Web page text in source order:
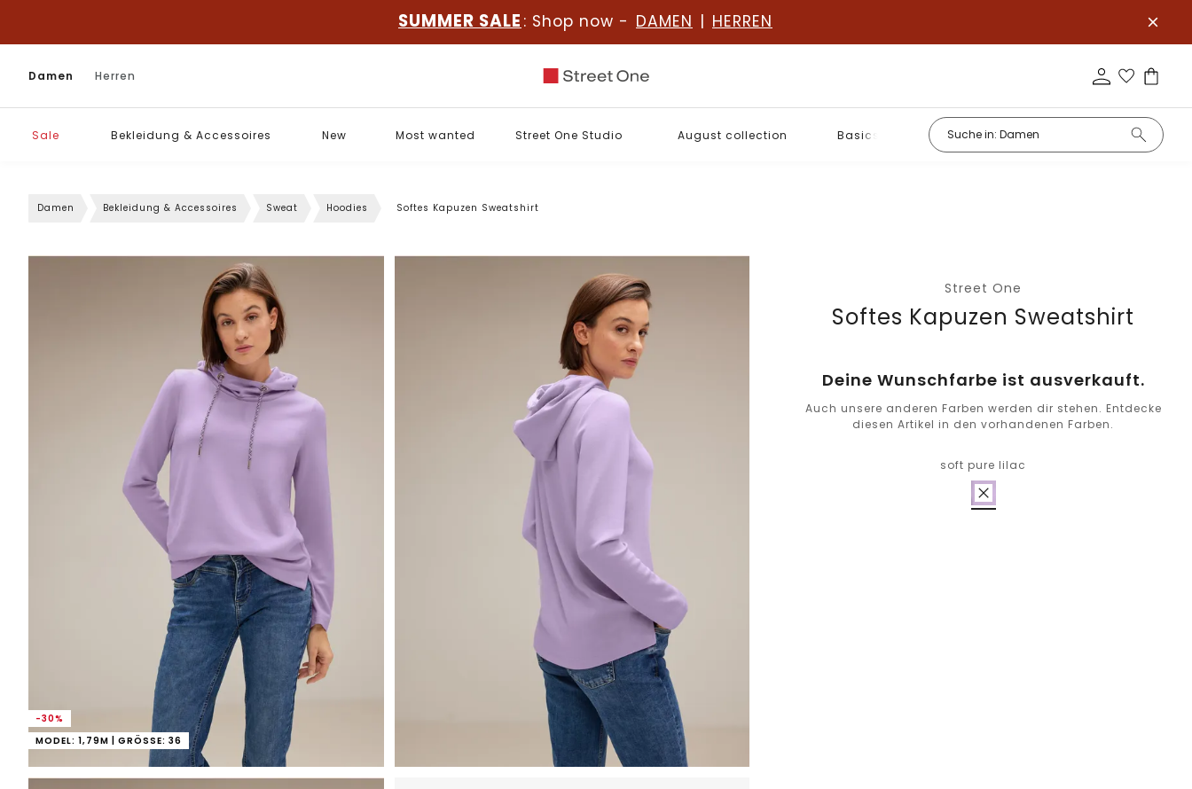
SUMMER SALE : Shop now - DAMEN | HERREN
Damen Herren
Sale Bekleidung & Accessoires New Most wanted Street One Studio August collection Basics
Damen Bekleidung & Accessoires Sweat Hoodies Softes Kapuzen Sweatshirt
-30%
MODEL: 1,79M | GRÖSSE: 36
Street One
Softes Kapuzen Sweatshirt
Deine Wunschfarbe ist ausverkauft.
Auch unsere anderen Farben werden dir stehen. Entdecke
diesen Artikel in den vorhandenen Farben.
soft pure lilac